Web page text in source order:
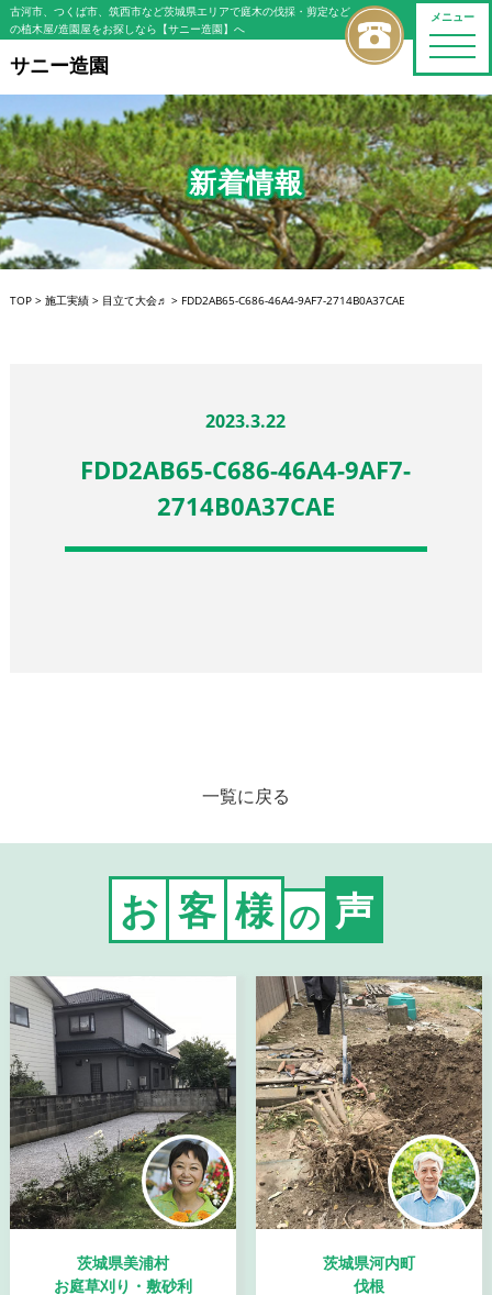
メニュー
toggle
古河市、つくば市、筑西市など茨城県エリアで庭木の伐採・剪定など
の植木屋/造園屋をお探しなら【サニー造園】へ
サニー造園
新着情報
TOP> 施工実績> 目立て大会♬ > FDD2AB65-C686-46A4-9AF7-2714B0A37CAE
2023.3.22
FDD2AB65-C686-46A4-9AF7-
2714B0A37CAE
一覧に戻る
お 客 様 の 声
茨城県美浦村
お庭草刈り・敷砂利
茨城県河内町
伐根